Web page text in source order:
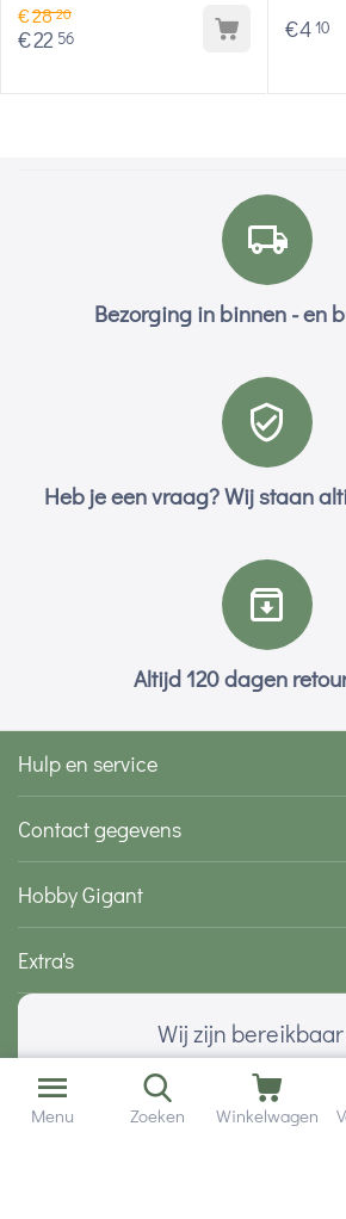
€2820
€22 56 €410
Bezorging in binnen - en
Heb je een vraag? Wij staan
Altijd 120 dagen
Hulp en service
Contact gegevens
Hobby Gigant
Extra's
Wij zijn
Menu Zoeken Winkelwagen